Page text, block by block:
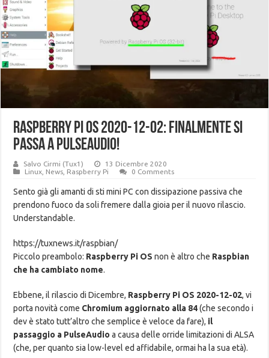
Raspberry Pi OS 2020-12-02: finalmente si
passa a PulseAudio!
Salvo Cirmi (Tux1)
13 Dicembre 2020
Linux News Raspberry Pi 0 Comments
Sento già gli amanti di sti mini PC con dissipazione passiva che
prendono fuoco da soli fremere dalla gioia per il nuovo rilascio.
Understandable.
https://tuxnews.it/raspbian/
Piccolo preambolo: Raspberry Pi OS non è altro che Raspbian
che ha cambiato nome.
Ebbene, il rilascio di Dicembre, Raspberry Pi OS 2020-12-02, vi
porta novità come Chromium aggiornato alla 84(che secondo i
dev è stato tutt’altro che semplice è veloce da fare), il
passaggio a PulseAudio a causa delle orride limitazioni di ALSA
(che, per quanto sia low-level ed affidabile, ormai ha la sua età).